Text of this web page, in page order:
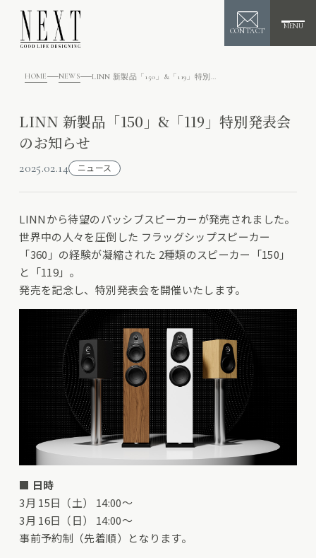
CONTACT
MENU
HOME NEWS
LINN 新製品「150」&「119」特別発表会
のお知らせ
2025.02.14 ニュース
LINNから待望のパッシブスピーカーが発売されました。
世界中の人々を圧倒した フラッグシップスピーカー
「360」の経験が凝縮された 2種類のスピーカー「150」
と「119」。
発売を記念し、特別発表会を開催いたします。
■ 日時
3月 15日（土） 14:00～
3月 16日（日） 14:00～
事前予約制（先着順）となります。